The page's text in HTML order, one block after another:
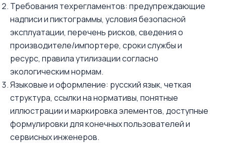
Требования техрегламентов: предупреждающие
надписи и пиктограммы, условия безопасной
эксплуатации, перечень рисков, сведения о
производителе/импортере, сроки службы и
ресурс, правила утилизации согласно
экологическим нормам.
Языковые и оформление: русский язык, четкая
структура, ссылки на нормативы, понятные
иллюстрации и маркировка элементов, доступные
формулировки для конечных пользователей и
сервисных инженеров.